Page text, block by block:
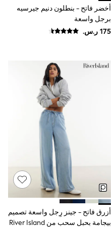
أخضر فاتح - بنطلون دنيم جيرسيه
برجل واسعة
أزرق فاتح - جينز رِجل واسعة تصميم
بيجامة بحبل سحب من River Island